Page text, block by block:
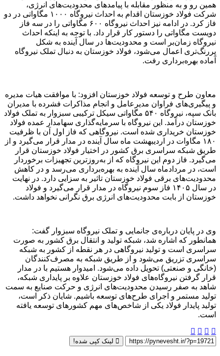
همین رو و به منظور مقابله با پیامدهای محدودیت‌های انرژی،
شرکت فولاد خوزستان اقدام به احداث نیروگاه ۱۰۰۰ مگاواتی در دو
فاز کرد. در ادامه نیز احداث نیروگاه ۶۰۰ مگاواتی را در سه فاز
دویست مگاواتی را دستور کار قرار داد. با توجه به اینکه احداث
نیروگاه زمان‌بر است و محدودیت‌ها در سال آینده به شکل
پررنگ‌تری اعمال می‌شود، فولاد خوزستان به دنبال تملک نیروگاه
آماده بهره‌برداری رفت.
معاون طرح و توسعه فولاد خوزستان افزود: با موافقت هیات مدیره
و پیگیری‌های فراوان مدیرعامل و انجام مذاکرات فشرده با مدیران
بانک سپه، نیروگاه ۵۴۰ مگاواتی سیکل ترکیبی سبزوار به تملک فولاد
خوزستان درآمد. این نیروگاه با سرمایه‌گذاری سهامدار عمده فولاد
خوزستان خریداری شده است. نیروگاهی که فاز اول آن با ظرفیت
۱۸۰ مگاوات در اردیبهشت ماه سال آینده در مدار قرار می‌گیرد و از
طریق شبکه سراسری برق کشور در اختیار فولاد خوزستان قرار
می‌گیرد. فاز دوم این نیروگاه که از به‌روز‌ترین تجهیزات برخوردار
است، در مردادماه سال آینده به بهره‌برداری می‌رسد و در کاهش
محدودیت‌های برقی فولاد خوزستان تاثیر به سزایی دارد. در نهایت
در سال ۱۴۰۵ فاز سوم نیروگاه در مدار قرار می‌گیرد و فولاد
خوزستان از بابت محدودیت‌های انرژی برق نگرانی نخواهد داشت.
وی در پایان درباره‌ی جانمایی و تملک‌ نیروگاه سبزوار گفت:
همانطور که اشاره شد، شبکه تولید و انتقال برق کشور به صورت
سراسری است و تولید نیروگاهی در هر نقطه از کشور به شبکه
سراسری تزریق می‌شود و از طریق شبکه به مصرف‌کنندگان
(خانگی و‌ صنعتی) تحویل داده می‌شود. امیدوار هستیم با در مدار
قرار گرفتن نیروگاه‌های فولاد خوزستان علاوه بر پایداری شبکه،
شاهد به صفر رسیدن محدودیت‌های انرژی و حرکت صنایع به سمت
تولید مستمر و اجرای طرح‌های توسعه باشیم. شایان ذکر است،
تولید پایدار فولاد یکی از شاخص‌های مهم کشورهای توسعه‌ یافته
است.
لینک کپی شده!